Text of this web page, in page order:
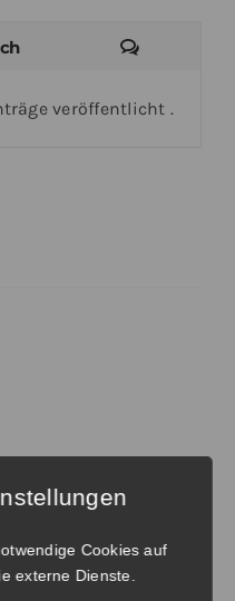
veröffentlicht .
to select another
Cookies auf
externe Dienste.